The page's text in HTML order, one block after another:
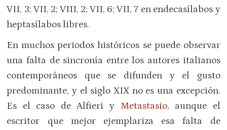
VII, 3; VII, 2; VIII, 2; VII, 6; VII, 7 en endecasílabos y
heptasílabos libres.
En muchos periodos históricos se puede observar
una falta de sincronía entre los autores italianos
contemporáneos que se difunden y el gusto
predominante, y el siglo XIX no es una excepción.
Es el caso de Alfieri y Metastasio, aunque el
escritor que mejor ejemplariza esa falta de